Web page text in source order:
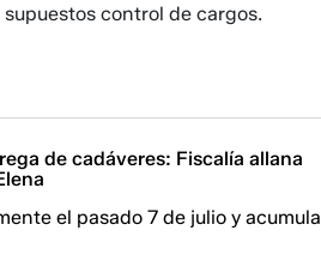
control de cargos.
de cadáveres: Fiscalía allana
el pasado 7 de julio y acumula